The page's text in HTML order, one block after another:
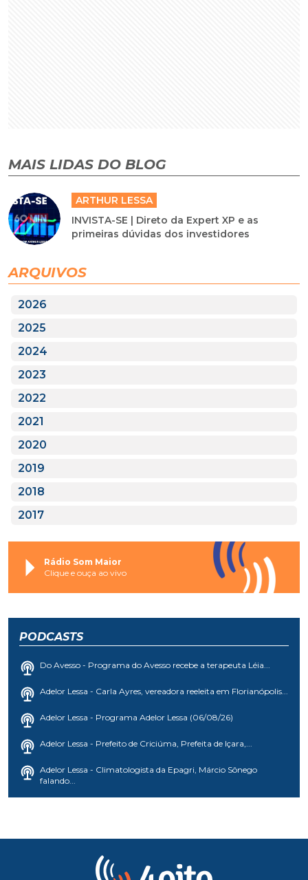
MAIS LIDAS DO BLOG
ARTHUR LESSA
INVISTA-SE | Direto da Expert XP e as
primeiras dúvidas dos investidores
ARQUIVOS
2026
2025
2024
2023
2022
2021
2020
2019
2018
2017
Rádio Som Maior
Clique e ouça ao vivo
PODCASTS
Do Avesso - Programa do Avesso recebe a terapeuta Léia...
Adelor Lessa - Carla Ayres, vereadora reeleita em Florianópolis...
Adelor Lessa - Programa Adelor Lessa (06/08/26)
Adelor Lessa - Prefeito de Criciúma, Prefeita de Içara,...
Adelor Lessa - Climatologista da Epagri, Márcio Sônego
falando...